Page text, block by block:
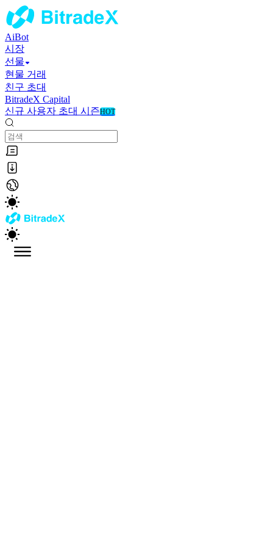
AiBot
시장
선물
현물 거래
친구 초대
BitradeX Capital
신규 사용자 초대 시즌HOT